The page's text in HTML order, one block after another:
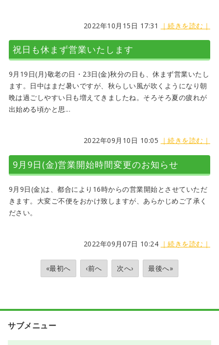
2022年10月15日 17:31 ｜続きを読む｜
祝日も休まず営業いたします
9月19日(月)敬老の日・23日(金)秋分の日も、休まず営業いたし
ます。日中はまだ暑いですが、秋らしい風が吹くようになり朝
晩は過ごしやすい日も増えてきましたね。そろそろ夏の疲れが
出始める頃かと思...
2022年09月10日 10:05 ｜続きを読む｜
9月9日(金)営業開始時間変更のお知らせ
9月9日(金)は、都合により16時からの営業開始とさせていただ
きます。大変ご不便をおかけ致しますが、あらかじめご了承く
ださい。
2022年09月07日 10:24 ｜続きを読む｜
«最初へ ‹前へ 次へ› 最後へ»
サブメニュー